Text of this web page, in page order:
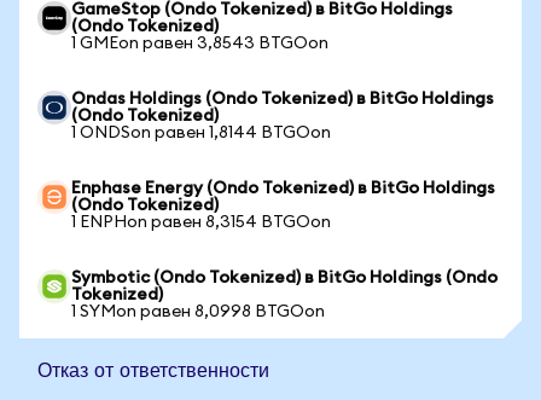
GameStop (Ondo Tokenized) в BitGo Holdings
(Ondo Tokenized)
1 GMEon равен 3,8543 BTGOon
Ondas Holdings (Ondo Tokenized) в BitGo Holdings
(Ondo Tokenized)
1 ONDSon равен 1,8144 BTGOon
Enphase Energy (Ondo Tokenized) в BitGo Holdings
(Ondo Tokenized)
1 ENPHon равен 8,3154 BTGOon
Symbotic (Ondo Tokenized) в BitGo Holdings (Ondo
Tokenized)
1 SYMon равен 8,0998 BTGOon
Отказ от ответственности